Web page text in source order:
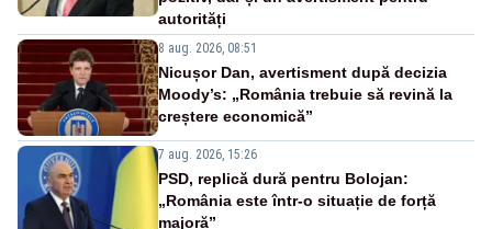
autorități
8 aug. 2026, 08:51
Nicușor Dan, avertisment după decizia
Moody’s: „România trebuie să revină la
creștere economică”
7 aug. 2026, 15:26
PSD, replică dură pentru Bolojan:
„România este într-o situație de forță
majoră”